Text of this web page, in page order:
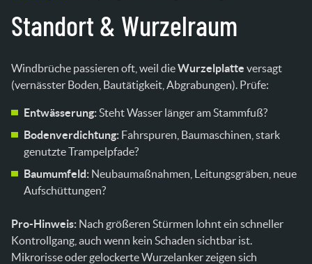
Standort & Wurzelraum
Windbrüche passieren oft, weil dieWurzelplatte versagt
(vernässter Boden, Bautätigkeit, Abgrabungen). Prüfe:
Entwässerung: Steht Wasser länger am Stammfuß?
Bodenverdichtung: Fahrspuren, Baumaschinen, stark
genutzte Trampelpfade?
Baumumfeld: Neubaumaßnahmen, Leitungsgräben, neue
Aufschüttungen?
Pro-Hinweis: Nach größeren Stürmen lohnt ein schneller
Kontrollgang, auch wenn kein Schaden sichtbar ist.
Mikrorisse oder gelockerte Wurzelanker zeigen sich